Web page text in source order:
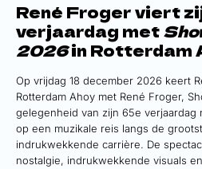
René Froger viert
verjaardag met
2026in Rotterdam
Op vrijdag 18 december 2026 keert
Rotterdam Ahoy met René Froger,
gelegenheid van zijn 65e verjaardag
op een muzikale reis langs de
indrukwekkende carrière. De
nostalgie, indrukwekkende visuals